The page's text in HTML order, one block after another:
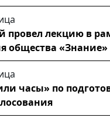
провел лекцию в
общества «Знание»
часы» по